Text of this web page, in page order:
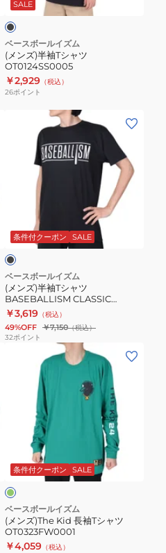
ツ
OT0124SS0005
SALE
ベースボールイズム
(メンズ)半袖Tシャツ
OT0124SS0005
￥2,929 （税込）
26ポイント
ャ
ツ
BASEBALLISM
CLASSIC
OT0123FW0003
条件付クーポン SALE
ベースボールイズム
(メンズ)半袖Tシャツ
BASEBALLISM CLASSIC
OT0123FW0003
￥3,619 （税込）
49%OFF ￥7,150（税込）
32ポイント
シ
ャ
ツ
OT0323FW0001
条件付クーポン SALE
ベースボールイズム
(メンズ)The Kid 長袖Tシャツ
OT0323FW0001
￥4,059 （税込）